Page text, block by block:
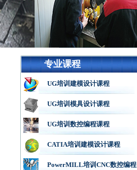
专业课程
UG培训建模设计课程
UG培训模具设计课程
UG培训数控编程课程
CATIA培训建模设计课程
PowerMILL培训CNC数控编程